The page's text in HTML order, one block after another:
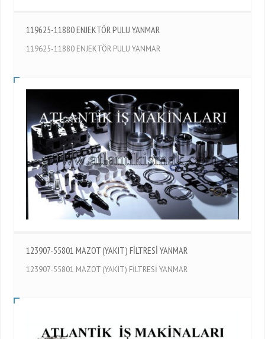
119625-11880 ENJEKTÖR PULU YANMAR
119625-11880 ENJEKTÖR PULU YANMAR
123907-55801 MAZOT (YAKIT) FİLTRESİ YANMAR
123907-55801 MAZOT (YAKIT) FİLTRESİ YANMAR